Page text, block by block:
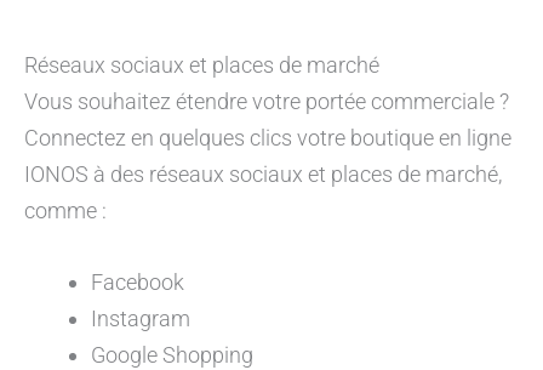
Réseaux sociaux et places de marché
Vous souhaitez étendre votre portée commerciale ?
Connectez en quelques clics votre boutique en ligne
IONOS à des réseaux sociaux et places de marché,
comme :
Facebook
Instagram
Google Shopping